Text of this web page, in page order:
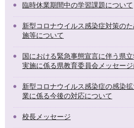
臨時休業期間中の学習課題について
新型コロナウイルス感染症対策の
施等について
国における緊急事態宣言に伴う県
実施に係る県教育委員会メッセー
新型コロナウイルス感染症の感染
業に係る今後の対応について
校長メッセージ